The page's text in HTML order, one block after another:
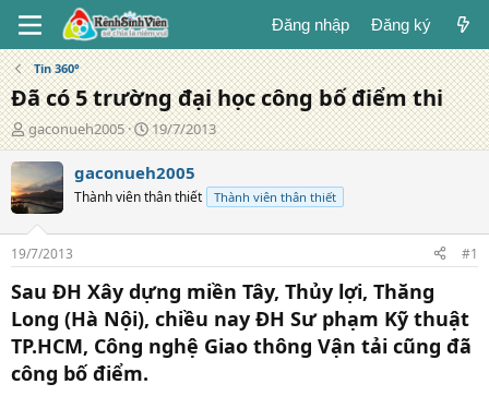
Đăng nhập Đăng ký
Tin 360°
Đã có 5 trường đại học công bố điểm thi
T
á
c
g
i
ả
gaconueh2005
N
g
à
đ
g
19/7/2013
gaconueh2005
Thành viên thân thiết Thành viên thân thiết
19/7/2013 #1
Sau ĐH Xây dựng miền Tây, Thủy lợi, Thăng
Long (Hà Nội), chiều nay ĐH Sư phạm Kỹ thuật
TP.HCM, Công nghệ Giao thông Vận tải cũng đã
công bố điểm.